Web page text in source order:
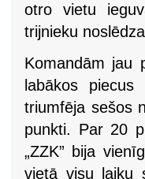
otro vietu
trijnieku
Komandām jau
labākos
triumfēja sešos
punkti. Par 20
„ZZK” bija
vietā visu laiku